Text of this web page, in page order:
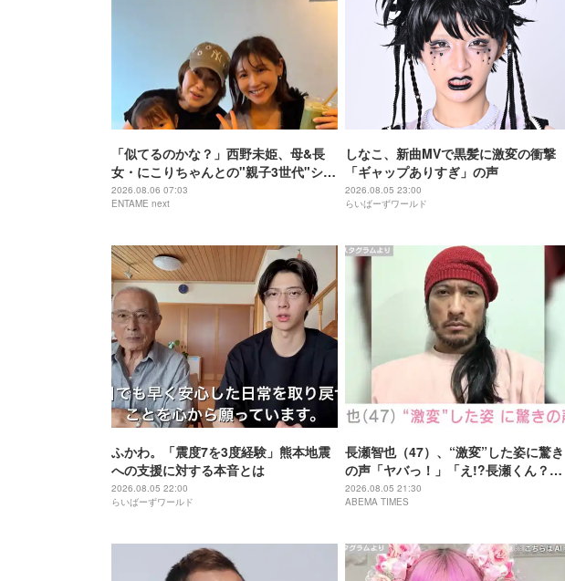
「似てるのかな？」西野未姫、母&長
女・にこりちゃんとの"親子3世代"ショ
ット公開「美人で素敵」
2026.08.06 07:03
ENTAME next
しなこ、新曲MVで黒髪に激変の衝撃
「ギャップありすぎ」の声
2026.08.05 23:00
らいばーずワールド
ふかわ。「震度7を3度経験」熊本地震
への支援に対する本音とは
2026.08.05 22:00
らいばーずワールド
長瀬智也（47）、“激変”した姿に驚き
の声「ヤバっ！」「え!?長瀬くん？」
「ワイルドさに磨きがかかってる」
2026.08.05 21:30
ABEMA TIMES